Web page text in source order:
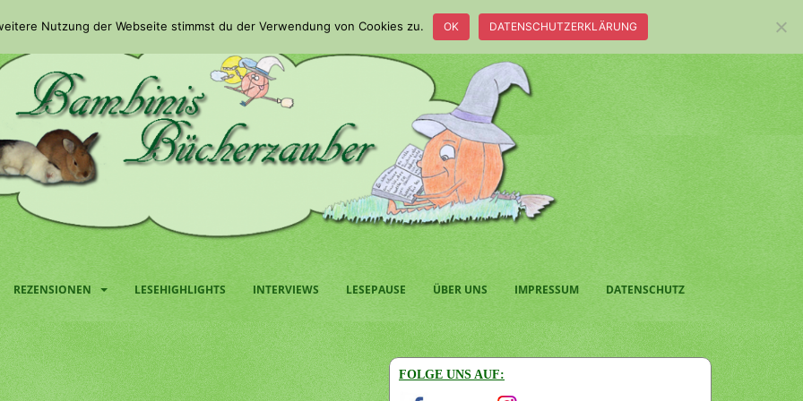
REZENSIONEN LESEHIGHLIGHTS INTERVIEWS LESEPAUSE ÜBER UNS IMPRESSUM DATENSCHUTZ
FOLGE UNS AUF:
Nutzung der Webseite stimmst du der Verwendung von Cookies zu. OK DATENSCHUTZERKLÄRUNG